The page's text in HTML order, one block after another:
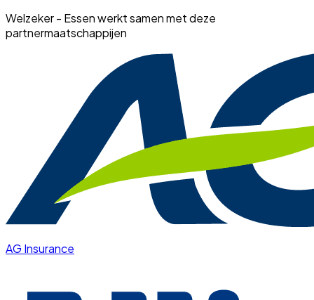
Welzeker - Essen werkt samen met deze
partnermaatschappijen
AG Insurance